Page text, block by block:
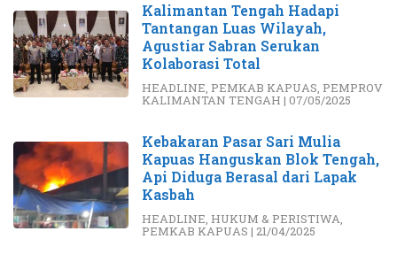
Kalimantan Tengah Hadapi
Tantangan Luas Wilayah,
Agustiar Sabran Serukan
Kolaborasi Total
HEADLINE, PEMKAB KAPUAS, PEMPROV
KALIMANTAN TENGAH | 07/05/2025
Kebakaran Pasar Sari Mulia
Kapuas Hanguskan Blok Tengah,
Api Diduga Berasal dari Lapak
Kasbah
HEADLINE, HUKUM & PERISTIWA,
PEMKAB KAPUAS | 21/04/2025